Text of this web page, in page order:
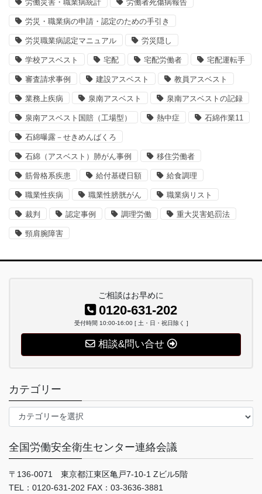
労働災害・職業病統計 労働者死傷病報告
労災・職業病の申請・認定のための手引き
労災職業病認定マニュアル 労災隠し
学校アスベスト 宅配 宅配労働者 宅配運転手
審査請求事例 建設アスベスト 教員アスベスト
業務上疾病 泉南アスベスト 泉南アスベストの記録
泉南アスベスト国賠（工場型） 熱中症 石綿作業11
石綿曝露－せきめんばくろ
石綿（アスベスト）肺がん事例 移住労働者
筋骨格系疾患 給付基礎日額 給食調理
職業性疾病 職業性膀胱がん 職業病リスト
裁判 認定事例 調理労働 重大災害処罰法
頸肩腕障害
ご相談はお早めに
0120-631-202
受付時間 10:00-16:00 [ 土・日・祝日除く ]
相談&問い合せ
カテゴリー
テ
リ
ー
全国労働安全衛生センター連絡会議
〒136-0071 東京都江東区亀戸7-10-1 Zビル5階
TEL：0120-631-202 FAX：03-3636-3881